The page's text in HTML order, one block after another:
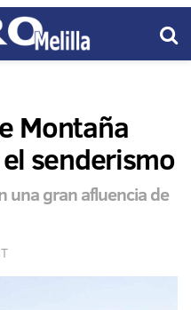
Montaña
senderismo
una gran afluencia de